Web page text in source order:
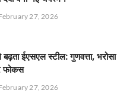
27, 2026
ईएसएल स्टील: गुणवत्ता, भरोसा
फोकस
27, 2026